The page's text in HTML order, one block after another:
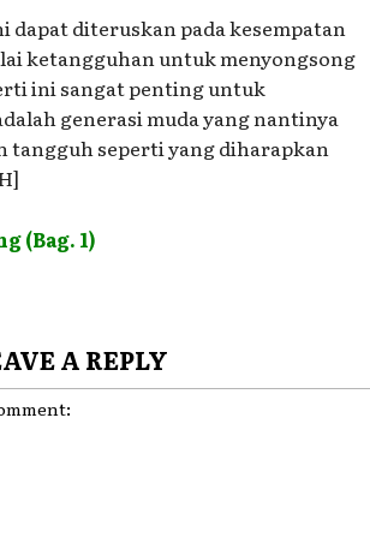
dapat diteruskan pada kesempatan
ketangguhan untuk menyongsong
ini sangat penting untuk
generasi muda yang nantinya
tangguh seperti yang diharapkan
(Bag. 1)
A REPLY